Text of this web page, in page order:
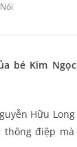
bé Kim
Hữu
điệp